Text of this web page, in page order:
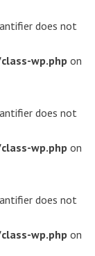
does not
wp.php on
does not
wp.php on
does not
wp.php on